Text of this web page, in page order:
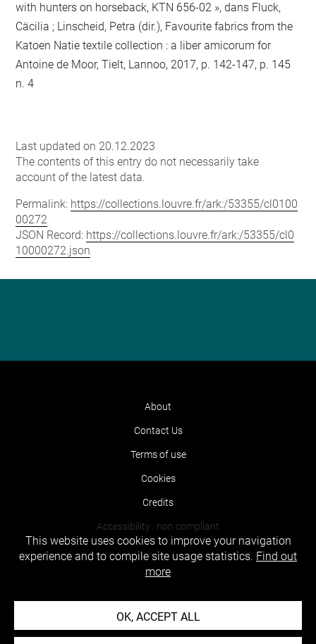
with hunters on horseback, KTN 656-02 », dans Fluck,
Cäcilia ; Linscheid, Petra (dir.), Favourite fabrics from the
Katoen Natie textile collection : a liber amicorum for
Antoine de Moor, Tielt, Lannoo, 2017, p. 142-147, p. 145
n. 4
Last updated on 20.12.2023
The contents of this entry do not necessarily take
account of the latest data.
Permalink: https://collections.louvre.fr/ark:/53355/cl0100
00272
JSON Record: https://collections.louvre.fr/ark:/53355/cl0
10000272.json
About
Contact Us
Terms of use
Cookies
Credits
Accessibility : non compliant
This website uses cookies to improve your navigation
experience and to compile site usage statistics. Find out
more
OK, ACCEPT ALL